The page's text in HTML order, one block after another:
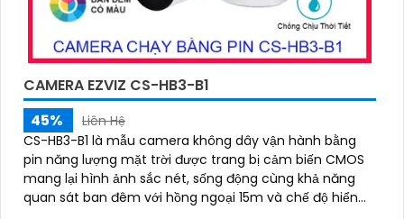
CAMERA EZVIZ CS-HB3-B1
45%
Liên Hệ
CS-HB3-B1 là mẫu camera không dây vận hành bằng
pin năng lượng mặt trời được trang bị cảm biến CMOS
mang lại hình ảnh sắc nét, sống động cùng khả năng
quan sát ban đêm với hồng ngoại 15m và chế độ hiển